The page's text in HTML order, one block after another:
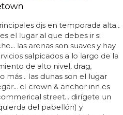
djs en temporada alta...
es el lugar al que debes ir si
las arenas son suaves y hay
salpicados a lo largo de la
de alto nivel, drag,
más... las dunas son el lugar
el crown & anchor inn es
street... dirígete un
del pabellón) y